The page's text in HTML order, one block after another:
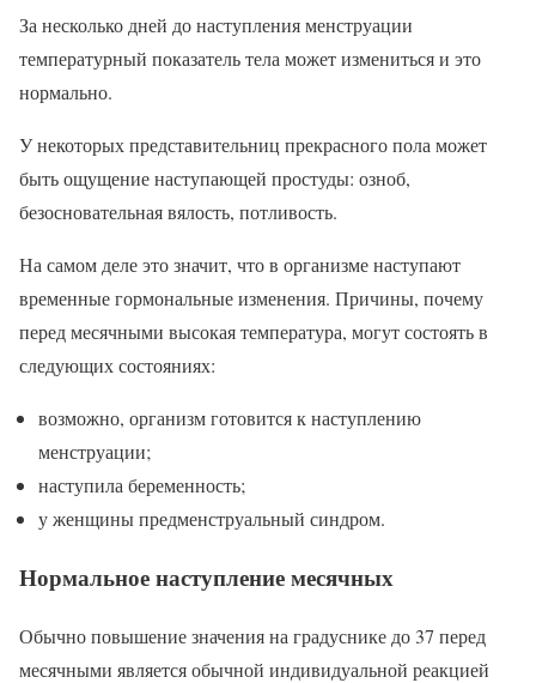
За несколько дней до наступления менструации
температурный показатель тела может измениться и это
нормально.
У некоторых представительниц прекрасного пола может
быть ощущение наступающей простуды: озноб,
безосновательная вялость, потливость.
На самом деле это значит, что в организме наступают
временные гормональные изменения. Причины, почему
перед месячными высокая температура, могут состоять в
следующих состояниях:
возможно, организм готовится к наступлению
менструации;
наступила беременность;
у женщины предменструальный синдром.
Нормальное наступление месячных
Обычно повышение значения на градуснике до 37 перед
месячными является обычной индивидуальной реакцией